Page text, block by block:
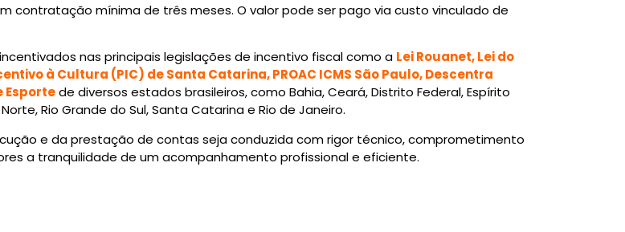
contratação mínima de três meses. O valor pode ser pago via custo vinculado de
nas principais legislações de incentivo fiscal como a Lei Rouanet, Lei do
à Cultura (PIC) de Santa Catarina, PROAC ICMS São Paulo, Descentra
Esportede diversos estados brasileiros, como Bahia, Ceará, Distrito Federal, Espírito
Rio Grande do Sul, Santa Catarina e Rio de Janeiro.
e da prestação de contas seja conduzida com rigor técnico, comprometimento
a tranquilidade de um acompanhamento profissional e eficiente.